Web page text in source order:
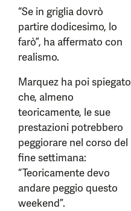
“Se in griglia dovrò
partire dodicesimo, lo
farò”, ha affermato con
realismo.
Marquez ha poi spiegato
che, almeno
teoricamente, le sue
prestazioni potrebbero
peggiorare nel corso del
fine settimana:
“Teoricamente devo
andare peggio questo
weekend”.